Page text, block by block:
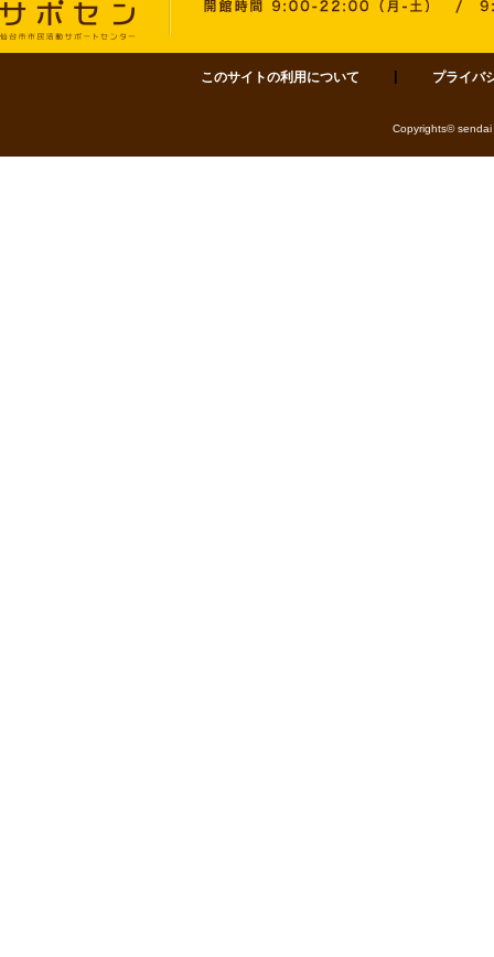
サポセン 仙台市市民活動サポートセンター 〒980-0811 仙台市青葉区一
このサイトの利用について プライバ
Copyrights©